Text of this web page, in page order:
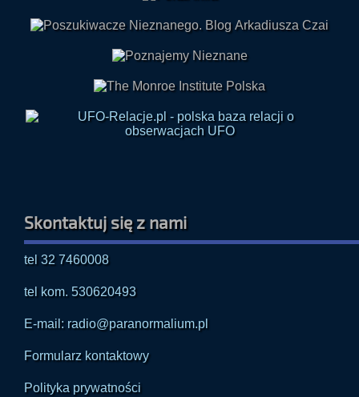
tel 32 7460008
tel kom. 530620493
E-mail: radio@paranormalium.pl
Formularz kontaktowy
Polityka prywatności